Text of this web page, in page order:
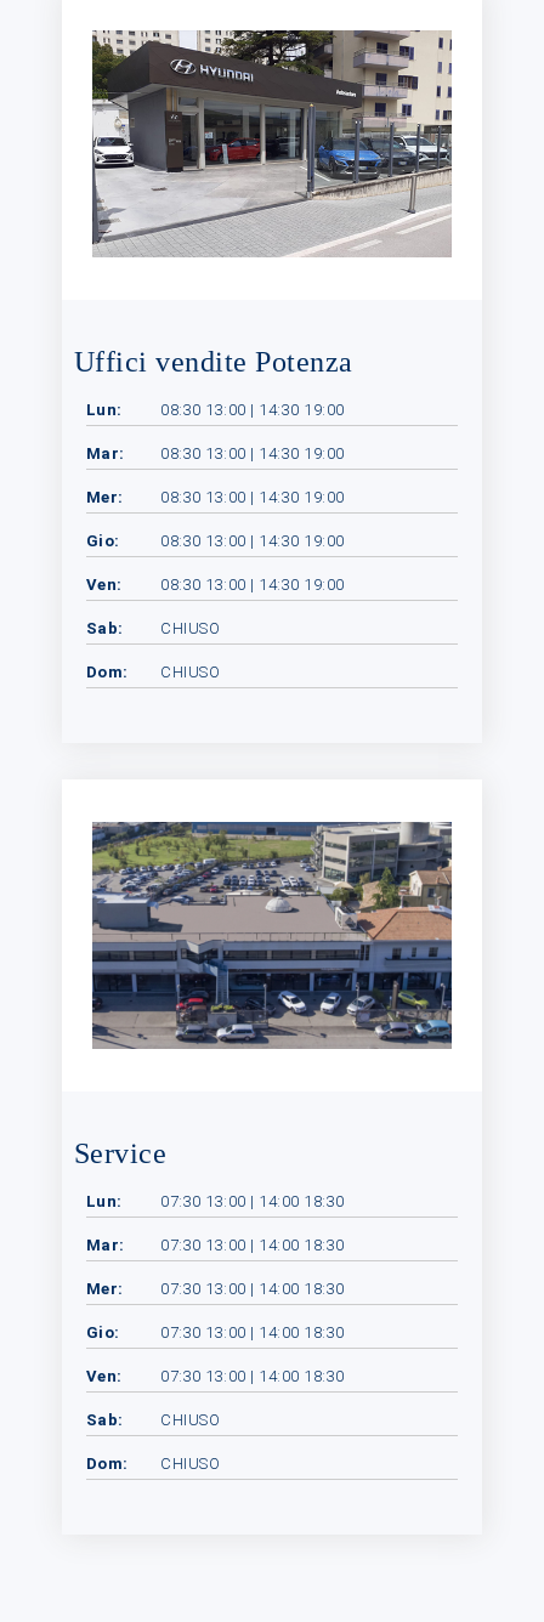
Uffici vendite Potenza
Lun: 08:30 13:00 | 14:30 19:00
Mar: 08:30 13:00 | 14:30 19:00
Mer: 08:30 13:00 | 14:30 19:00
Gio: 08:30 13:00 | 14:30 19:00
Ven: 08:30 13:00 | 14:30 19:00
Sab: CHIUSO
Dom: CHIUSO
Service
Lun: 07:30 13:00 | 14:00 18:30
Mar: 07:30 13:00 | 14:00 18:30
Mer: 07:30 13:00 | 14:00 18:30
Gio: 07:30 13:00 | 14:00 18:30
Ven: 07:30 13:00 | 14:00 18:30
Sab: CHIUSO
Dom: CHIUSO